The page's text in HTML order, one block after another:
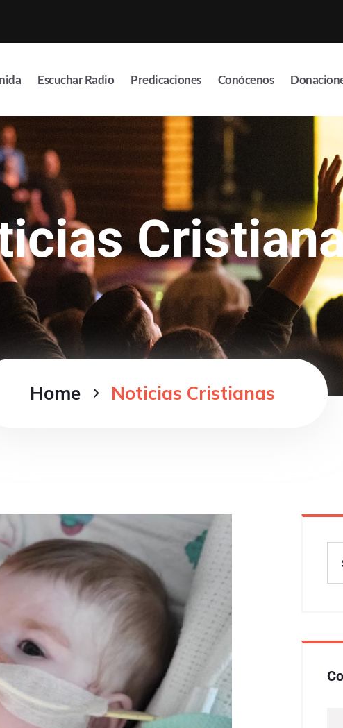
Escuchar Radio Predicaciones Conócenos
Home Noticias Cristianas